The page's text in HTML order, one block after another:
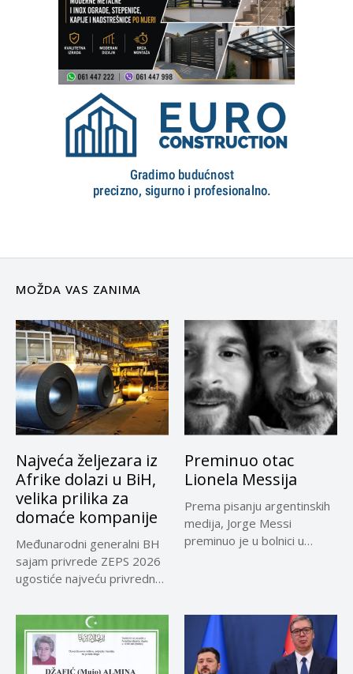
MOŽDA VAS ZANIMA
Najveća željezara iz
Afrike dolazi u BiH,
velika prilika za
domaće kompanije
Međunarodni generalni BH
sajam privrede ZEPS 2026
ugostiće najveću privrednu
Preminuo otac
Lionela Messija
Prema pisanju argentinskih
medija, Jorge Messi
preminuo je u bolnici u